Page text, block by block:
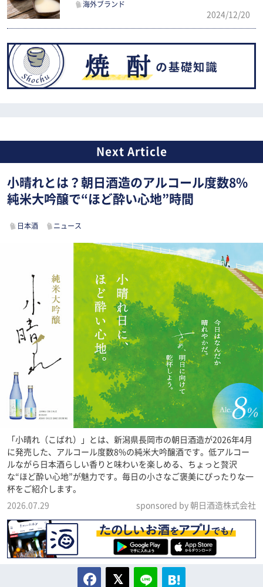
海外ブランド
2024/12/20
小晴れとは？朝日酒造のアルコール度数8%
純米大吟醸で“ほど酔い心地”時間
日本酒 ニュース
「小晴れ（こばれ）」とは、新潟県長岡市の朝日酒造が2026年4月
に発売した、アルコール度数8%の純米大吟醸酒です。低アルコー
ルながら日本酒らしい香りと味わいを楽しめる、ちょっと贅沢
な“ほど酔い心地”が魅力です。毎日の小さなご褒美にぴったりな一
杯をご紹介します。
2026.07.29
sponsored by 朝日酒造株式会社